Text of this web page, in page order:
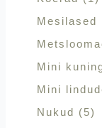
Mesilased
Mini
Mini
Nukud
5